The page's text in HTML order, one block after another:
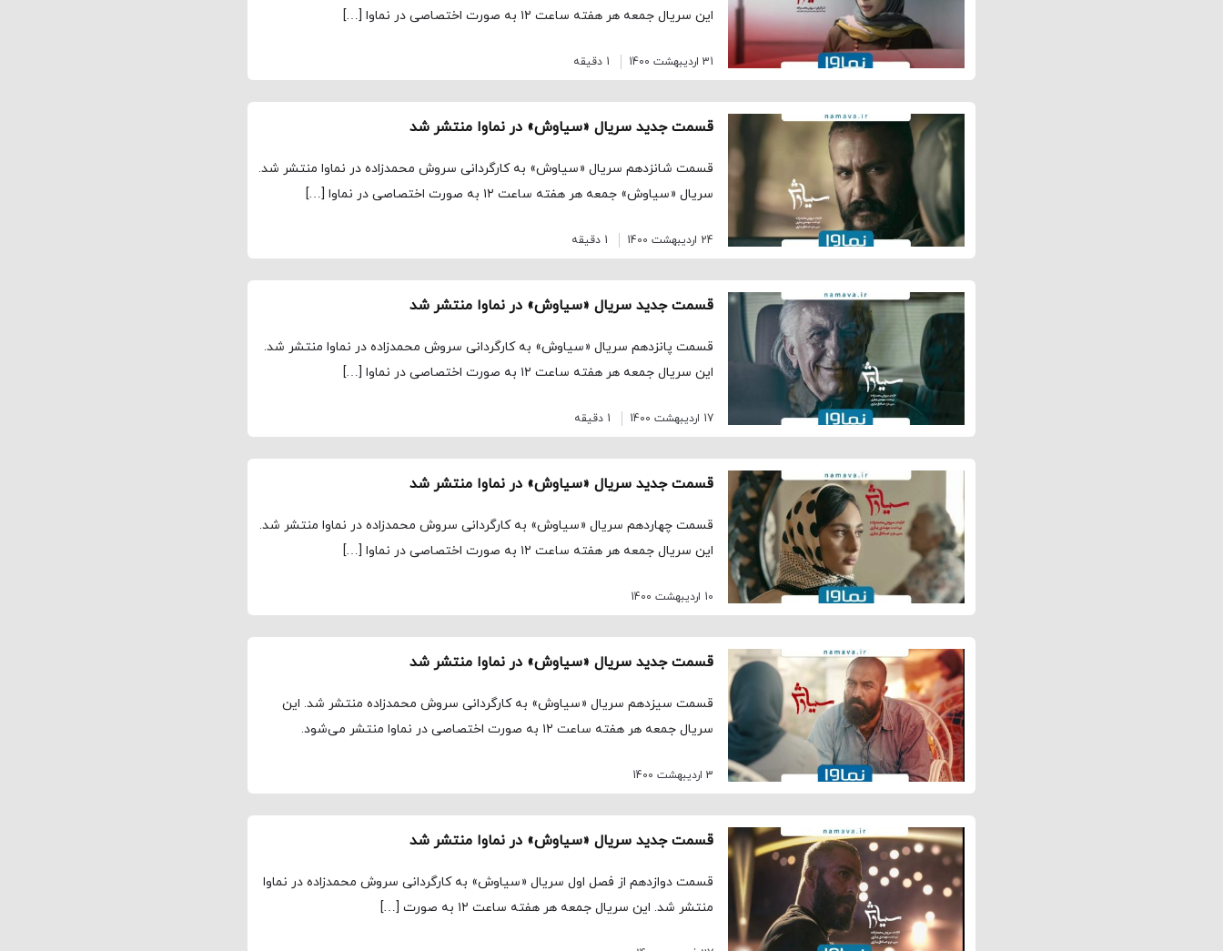
این سریال جمعه هر هفته ساعت ۱۲ به صورت اختصاصی در نماوا […]
31 اردیبهشت 1400 1 دقیقه
قسمت جدید سریال «سیاوش» در نماوا منتشر شد
قسمت شانزدهم سریال «سیاوش» به کارگردانی سروش محمدزاده در نماوا منتشر شد.
سریال «سیاوش» جمعه هر هفته ساعت ۱۲ به صورت اختصاصی در نماوا […]
24 اردیبهشت 1400 1 دقیقه
قسمت جدید سریال «سیاوش» در نماوا منتشر شد
قسمت پانزدهم سریال «سیاوش» به کارگردانی سروش محمدزاده در نماوا منتشر شد.
این سریال جمعه هر هفته ساعت ۱۲ به صورت اختصاصی در نماوا […]
17 اردیبهشت 1400 1 دقیقه
قسمت جدید سریال «سیاوش» در نماوا منتشر شد
قسمت چهاردهم سریال «سیاوش» به کارگردانی سروش محمدزاده در نماوا منتشر شد.
این سریال جمعه هر هفته ساعت ۱۲ به صورت اختصاصی در نماوا […]
10 اردیبهشت 1400
قسمت جدید سریال «سیاوش» در نماوا منتشر شد
قسمت سیزدهم سریال «سیاوش» به کارگردانی سروش محمدزاده منتشر شد. این
سریال جمعه هر هفته ساعت ۱۲ به صورت اختصاصی در نماوا منتشر می‌شود.
3 اردیبهشت 1400
قسمت جدید سریال «سیاوش» در نماوا منتشر شد
قسمت دوازدهم از فصل اول سریال «سیاوش» به کارگردانی سروش محمدزاده در نماوا
منتشر شد. این سریال جمعه هر هفته ساعت ۱۲ به صورت […]